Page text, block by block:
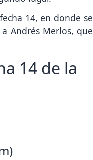
14, en donde se
Andrés Merlos, que
14 de la